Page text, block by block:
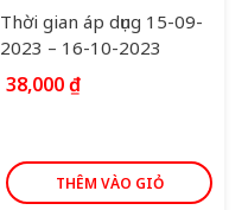
Thời gian áp dụng 15-09-
2023 – 16-10-2023
38,000₫
THÊM VÀO GIỎ